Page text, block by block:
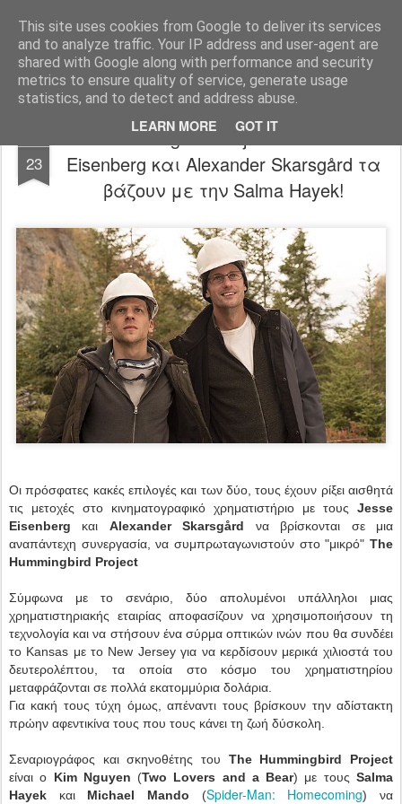
This site uses cookies from Google to deliver its services
and to analyze traffic. Your IP address and user-agent are
shared with Google along with performance and security
metrics to ensure quality of service, generate usage
statistics, and to detect and address abuse.
LEARN MORE GOT IT
FilmBoy
23
The Hummingbird Project trailer: Jesse
Eisenberg και Alexander Skarsgård τα
βάζουν με την Salma Hayek!
Οι πρόσφατες κακές επιλογές και των δύο, τους έχουν ρίξει αισθητά
τις μετοχές στο κινηματογραφικό χρηματιστήριο με τους Jesse
Eisenberg και Alexander Skarsgård να βρίσκονται σε μια
αναπάντεχη συνεργασία, να συμπρωταγωνιστούν στο "μικρό" The
Hummingbird Project
Σύμφωνα με το σενάριο, δύο απολυμένοι υπάλληλοι μιας
χρηματιστηριακής εταιρίας αποφασίζουν να χρησιμοποιήσουν τη
τεχνολογία και να στήσουν ένα σύρμα οπτικών ινών που θα συνδέει
το Kansas με το New Jersey για να κερδίσουν μερικά χιλιοστά του
δευτερολέπτου, τα οποία στο κόσμο του χρηματιστηρίου
μεταφράζονται σε πολλά εκατομμύρια δολάρια.
Για κακή τους τύχη όμως, απέναντι τους βρίσκουν την αδίστακτη
πρώην αφεντικίνα τους που τους κάνει τη ζωή δύσκολη.
Σεναριογράφος και σκηνοθέτης του The Hummingbird Project
είναι ο Kim Nguyen (Two Lovers and a Bear) με τουςSalma
Hayek και Michael Mando (Spider-Man: Homecoming) να